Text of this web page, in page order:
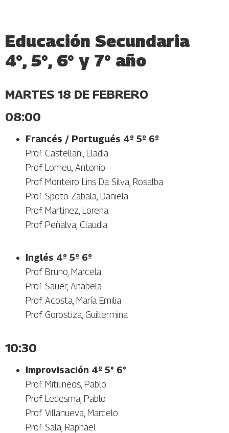
Educación Secundaria
4°, 5°, 6° y 7° año
MARTES 18 DE FEBRERO
08:00
Francés / Portugués 4º 5º 6º
Prof. Castellani, Eladia
Prof. Lomeu, Antonio
Prof. Monteiro Lins Da Silva, Rosalba
Prof. Spoto Zabala, Daniela
Prof. Martinez, Lorena
Prof. Peñalva, Claudia
Inglés 4º 5º 6º
Prof. Bruno, Marcela
Prof. Sauer, Anabela
Prof. Acosta, María Emilia
Prof. Gorostiza, Guillermina
10:30
Improvisación 4º 5° 6°
Prof. Mitilineos, Pablo
Prof. Ledesma, Pablo
Prof. Villanueva, Marcelo
Prof. Sala, Raphael